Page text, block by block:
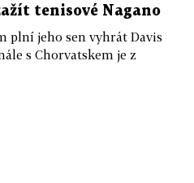
tenisové Nagano
plní jeho sen vyhrát Davis
s Chorvatskem je z